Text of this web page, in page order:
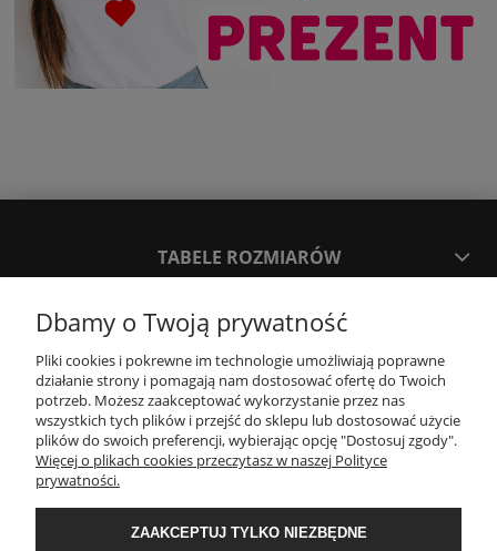
TABELE ROZMIARÓW
SPOSOBY PŁATNOŚCI ORAZ CZAS I KOSZTY DOSTAWY
KONTAKT
WYMIANA / ZWROTY / REKLAMACJE
Dbamy o Twoją prywatność
Pliki cookies i pokrewne im technologie umożliwiają poprawne
działanie strony i pomagają nam dostosować ofertę do Twoich
potrzeb. Możesz zaakceptować wykorzystanie przez nas
wszystkich tych plików i przejść do sklepu lub dostosować użycie
plików do swoich preferencji, wybierając opcję "Dostosuj zgody".
Więcej o plikach cookies przeczytasz w naszej Polityce
prywatności.
ZAAKCEPTUJ TYLKO NIEZBĘDNE